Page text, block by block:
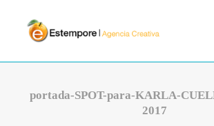
SERVICIOS
portada-SPOT-para-KARLA-
2017